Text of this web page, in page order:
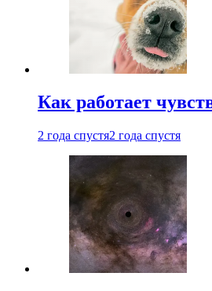
Как работает
2 года спустя2 года спустя